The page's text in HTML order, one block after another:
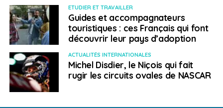
Le groupe Jobs au Luxembourgcompte 66 000
membres et poste très régulièrement des offres
d’emplois à pourvoir sur place.
Voici quelques sites supplémentaires qui diffusent des
offres d’emploi :
ETUDIER ET TRAVAILLER
Guides et accompagnateurs
touristiques : ces Français qui font
découvrir leur pays d’adoption
ACTUALITÉS INTERNATIONALES
Michel Disdier, le Niçois qui fait
rugir les circuits ovales de NASCAR